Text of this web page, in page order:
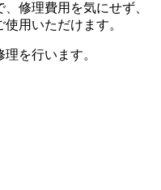
修理費用を気にせず、
用いただけます。
を行います。